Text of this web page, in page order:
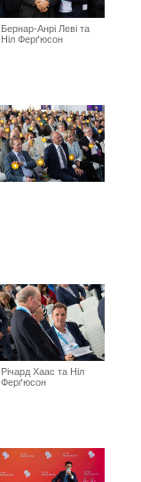
Бернар-Анрі Леві та
Ніл Ферґюсон
Річард Хаас та Ніл
Ферґюсон